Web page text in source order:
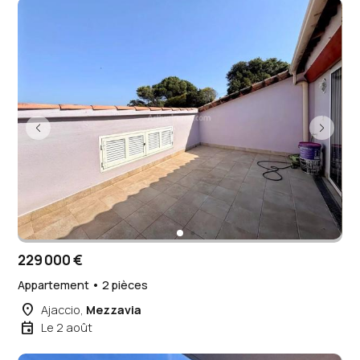
229 000 €
Appartement • 2 pièces
place Ajaccio, Mezzavia
event Le 2 août